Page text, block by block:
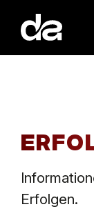
schliessen
Erfolgen.